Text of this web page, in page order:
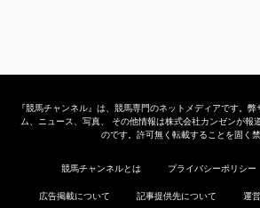
『競馬チャンネル』は、競馬専門のネットメディアです。
ム、ニュース、写真、 その他情報は株式会社カンゼンが報
のです。許可無く転載することを固く禁
競馬チャンネルとは プライバシーポリシー
広告掲載について 記事提供先について 運